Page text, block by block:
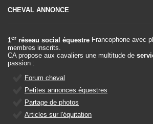
CHEVAL ANNONCE
1er réseau social équestre Francophone avec
membres inscrits.
CA propose aux cavaliers une multitude de
passion :
Forum cheval
Petites annonces équestres
Partage de photos
Articles sur l'équitation